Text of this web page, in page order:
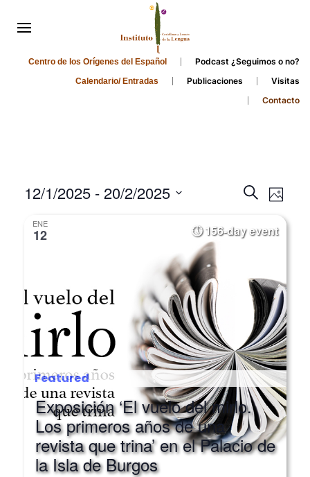
Centro de los Orígenes del Español Podcast ¿Seguimos o no?
Calendario/ Entradas Publicaciones
Visitas
Contacto
Events
and
SearchPhoto
12/1/2025 - 20/2/2025
date.
ENE
12 156-day event
Featured
Exposición ‘El vuelo del mirlo.
Los primeros años de una
revista que trina’ en el Palacio de
la Isla de Burgos